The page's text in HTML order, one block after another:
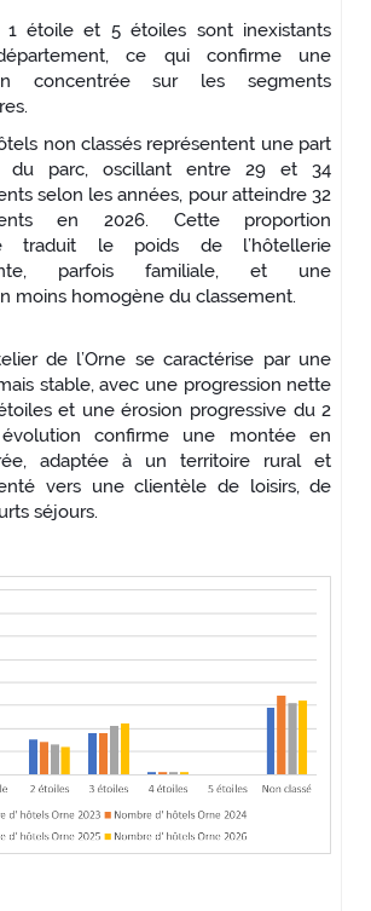
1 étoile et 5 étoiles sont inexistants
ce qui confirme une
concentrée sur les segments
non classés représentent une part
du parc, oscillant entre 29 et 34
selon les années, pour atteindre 32
en 2026. Cette proportion
traduit le poids de l’hôtellerie
parfois familiale, et une
moins homogène du classement.
de l’Orne se caractérise par une
stable, avec une progression nette
et une érosion progressive du 2
confirme une montée en
adaptée à un territoire rural et
vers une clientèle de loisirs, de
séjours.